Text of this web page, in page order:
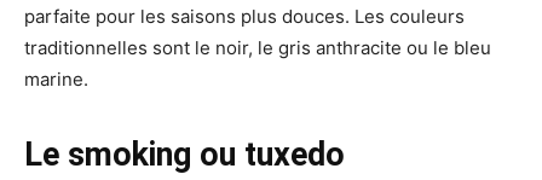
parfaite pour les saisons plus douces. Les couleurs
traditionnelles sont le noir, le gris anthracite ou le bleu
marine.
Le smoking ou tuxedo